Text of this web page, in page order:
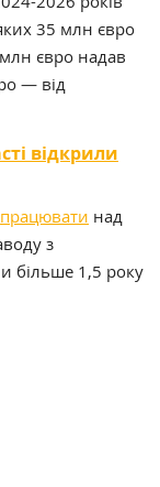
35 млн євро
євро надав
— від
відкрили
працювати над
з
більше 1,5 року